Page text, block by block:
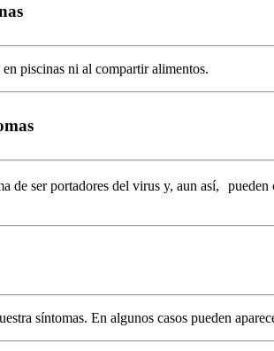
piscinas ni al compartir alimentos.
de ser portadores del virus y, aun así,
síntomas. En algunos casos pueden